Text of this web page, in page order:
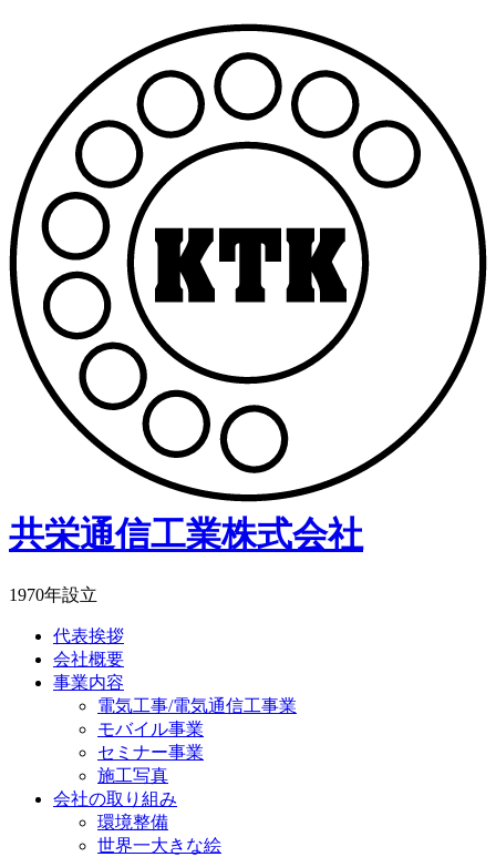
共栄通信工業株式会社
1970年設立
代表挨拶
会社概要
事業内容
電気工事/電気通信工事業
モバイル事業
セミナー事業
施工写真
会社の取り組み
環境整備
世界一大きな絵